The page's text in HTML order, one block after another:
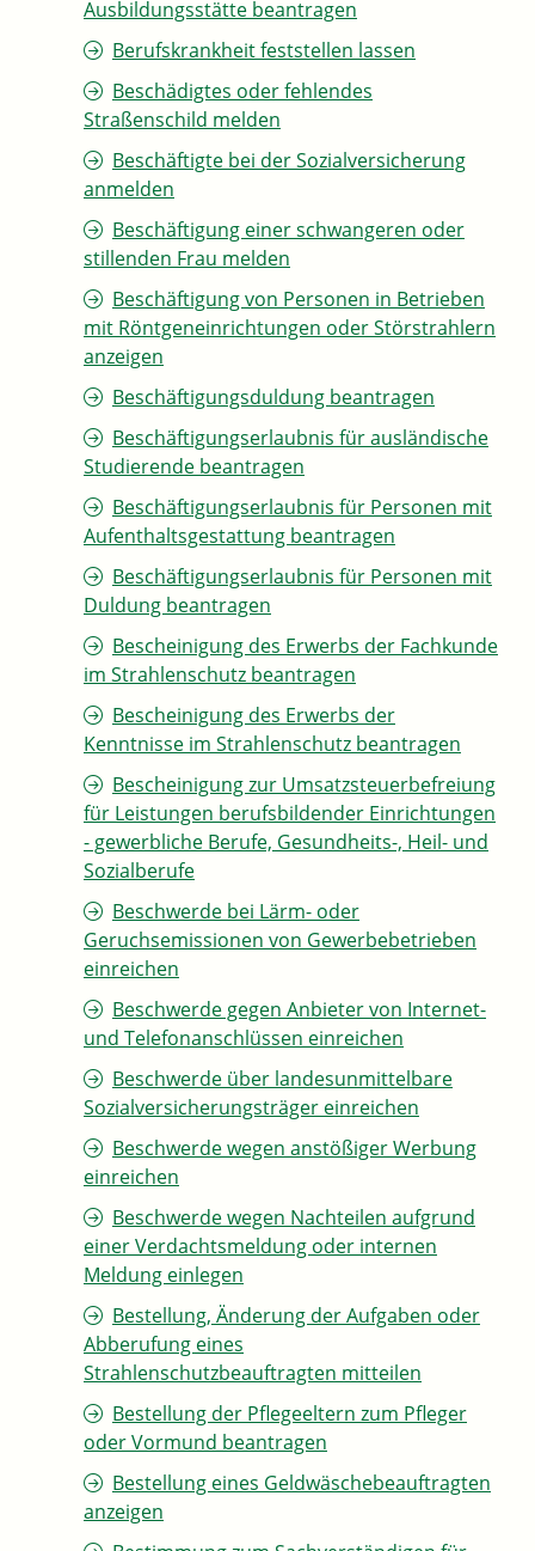
Ausbildungsstätte beantragen
Berufskrankheit feststellen lassen
Beschädigtes oder fehlendes
Straßenschild melden
Beschäftigte bei der Sozialversicherung
anmelden
Beschäftigung einer schwangeren oder
stillenden Frau melden
Beschäftigung von Personen in Betrieben
mit Röntgeneinrichtungen oder Störstrahlern
anzeigen
Beschäftigungsduldung beantragen
Beschäftigungserlaubnis für ausländische
Studierende beantragen
Beschäftigungserlaubnis für Personen mit
Aufenthaltsgestattung beantragen
Beschäftigungserlaubnis für Personen mit
Duldung beantragen
Bescheinigung des Erwerbs der Fachkunde
im Strahlenschutz beantragen
Bescheinigung des Erwerbs der
Kenntnisse im Strahlenschutz beantragen
Bescheinigung zur Umsatzsteuerbefreiung
für Leistungen berufsbildender Einrichtungen
- gewerbliche Berufe, Gesundheits-, Heil- und
Sozialberufe
Beschwerde bei Lärm- oder
Geruchsemissionen von Gewerbebetrieben
einreichen
Beschwerde gegen Anbieter von Internet-
und Telefonanschlüssen einreichen
Beschwerde über landesunmittelbare
Sozialversicherungsträger einreichen
Beschwerde wegen anstößiger Werbung
einreichen
Beschwerde wegen Nachteilen aufgrund
einer Verdachtsmeldung oder internen
Meldung einlegen
Bestellung, Änderung der Aufgaben oder
Abberufung eines
Strahlenschutzbeauftragten mitteilen
Bestellung der Pflegeeltern zum Pfleger
oder Vormund beantragen
Bestellung eines Geldwäschebeauftragten
anzeigen